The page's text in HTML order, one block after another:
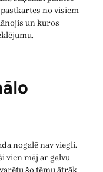
no visiem
un kuros
nogalē nav viegli.
vien māj ar galvu